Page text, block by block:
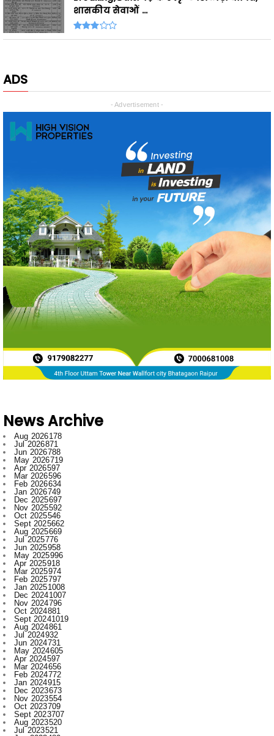
ADS
News Archive
Jun 2026
788
May 2026719
Apr 2026597
Mar 2026596
Feb 2026634
Jan 2026749
Dec 2025697
Nov 2025592
Oct 2025546
Sept 2025662
Aug 2025669
Jul 2025776
Jun 2025958
May 2025996
Apr 2025918
Mar 2025974
Feb 2025797
Jan 20251008
Dec 20241007
Nov 2024796
Oct 2024881
Sept 20241019
Aug 2024861
Jul 2024932
Jun 2024731
May 2024605
Apr 2024597
Mar 2024656
Feb 2024772
Jan 2024915
Dec 2023673
Nov 2023554
Oct 2023709
Sept 2023707
Aug 2023520
Jul 2023521
Jun 2023480
May 2023316
Apr 2023522
Mar 2023593